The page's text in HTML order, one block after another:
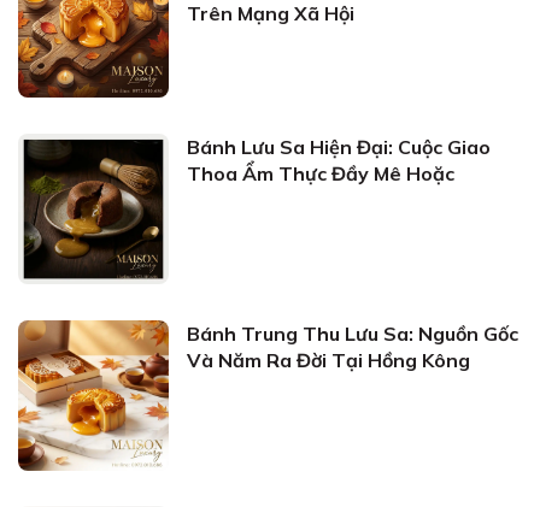
Trên Mạng Xã Hội
Bánh Lưu Sa Hiện Đại: Cuộc Giao
Thoa Ẩm Thực Đầy Mê Hoặc
Bánh Trung Thu Lưu Sa: Nguồn Gốc
Và Năm Ra Đời Tại Hồng Kông